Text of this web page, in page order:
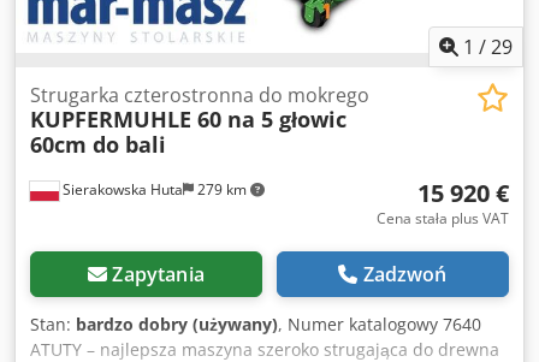
1 /29
Sierakowska Huta 279 km
Strugarka czterostronna do mokrego
KUPFERMUHLE 60 na 5 głowic
60cm do bali
15 920 €
Cena stała plus VAT
Zapytania Zadzwoń
Stan: bardzo dobry (używany), Numer katalogowy 7640
ATUTY – najlepsza maszyna szeroko strugająca do drewna